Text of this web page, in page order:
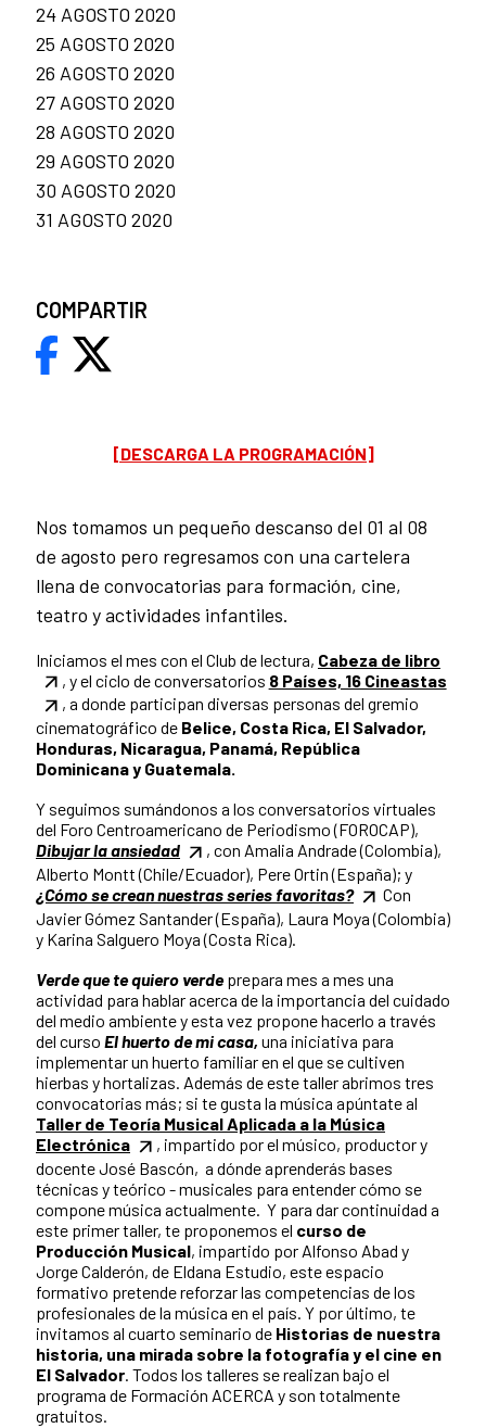
[DESCARGA LA PROGRAMACIÓN]
Nos tomamos un pequeño descanso del 01 al 08
de agosto pero regresamos con una cartelera
llena de convocatorias para formación, cine,
teatro y actividades infantiles.
Iniciamos el mes con el Club de lectura, Cabeza de libro
, y el ciclo de conversatorios 8 Países, 16 Cineastas
, a donde participan diversas personas del gremio
cinematográfico de Belice, Costa Rica, El Salvador,
Honduras, Nicaragua, Panamá, República
Dominicana y Guatemala.
Y seguimos sumándonos a los conversatorios virtuales
del Foro Centroamericano de Periodismo (FOROCAP),
Dibujar la ansiedad
, con Amalia Andrade (Colombia),
Alberto Montt (Chile/Ecuador), Pere Ortin (España); y
¿Cómo se crean nuestras series favoritas?
Con
Javier Gómez Santander (España), Laura Moya (Colombia)
y Karina Salguero Moya (Costa Rica).
Verde que te quiero verde prepara mes a mes una
actividad para hablar acerca de la importancia del cuidado
del medio ambiente y esta vez propone hacerlo a través
del curso El huerto de mi casa, una iniciativa para
implementar un huerto familiar en el que se cultiven
hierbas y hortalizas. Además de este taller abrimos tres
convocatorias más; si te gusta la música apúntate al
Taller de Teoría Musical Aplicada a la Música
Electrónica
, impartido por el músico, productor y
docente José Bascón, a dónde aprenderás bases
técnicas y teórico - musicales para entender cómo se
compone música actualmente. Y para dar continuidad a
este primer taller, te proponemos el curso de
Producción Musical, impartido por Alfonso Abad y
Jorge Calderón, de Eldana Estudio, este espacio
formativo pretende reforzar las competencias de los
profesionales de la música en el país. Y por último, te
invitamos al cuarto seminario de Historias de nuestra
historia, una mirada sobre la fotografía y el cine en
El Salvador. Todos los talleres se realizan bajo el
programa de Formación ACERCA y son totalmente
gratuitos.
24 AGOSTO 2020
25 AGOSTO 2020
26 AGOSTO 2020
27 AGOSTO 2020
28 AGOSTO 2020
29 AGOSTO 2020
30 AGOSTO 2020
31 AGOSTO 2020
COMPARTIR